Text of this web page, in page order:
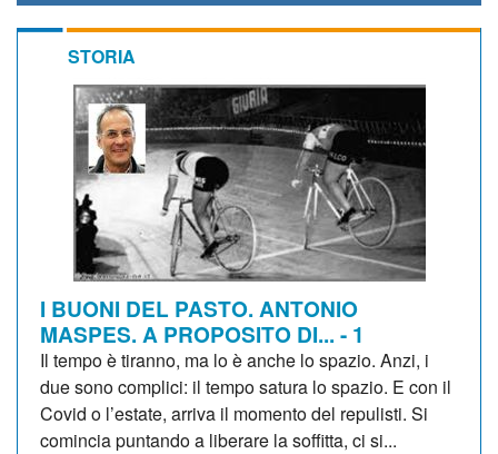
STORIA
I BUONI DEL PASTO. ANTONIO
MASPES. A PROPOSITO DI... - 1
Il tempo è tiranno, ma lo è anche lo spazio. Anzi, i
due sono complici: il tempo satura lo spazio. E con il
Covid o l’estate, arriva il momento del repulisti. Si
comincia puntando a liberare la soffitta, ci si...